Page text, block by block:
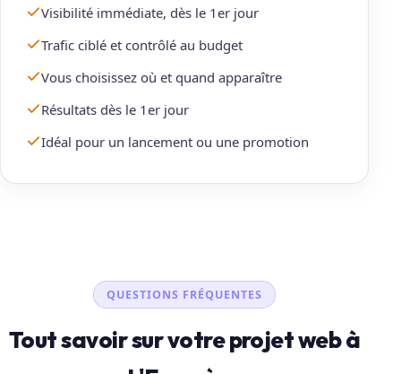
Visibilité immédiate, dès le 1er jour
Trafic ciblé et contrôlé au budget
Vous choisissez où et quand apparaître
Résultats dès le 1er jour
Idéal pour un lancement ou une promotion
QUESTIONS FRÉQUENTES
Tout savoir sur votre projet web à